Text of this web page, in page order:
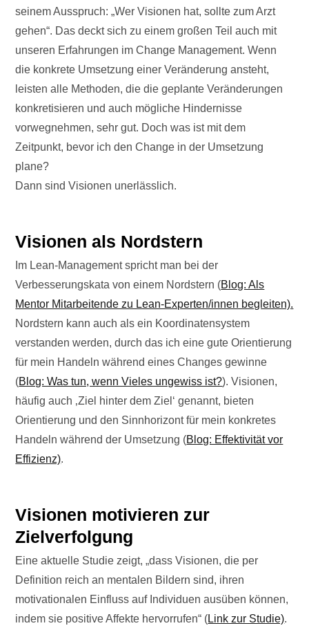
seinem Ausspruch: „Wer Visionen hat, sollte zum Arzt
gehen“. Das deckt sich zu einem großen Teil auch mit
unseren Erfahrungen im Change Management. Wenn
die konkrete Umsetzung einer Veränderung ansteht,
leisten alle Methoden, die die geplante Veränderungen
konkretisieren und auch mögliche Hindernisse
vorwegnehmen, sehr gut. Doch was ist mit dem
Zeitpunkt, bevor ich den Change in der Umsetzung
plane?
Dann sind Visionen unerlässlich.
Visionen als Nordstern
Im Lean-Management spricht man bei der
Verbesserungskata von einem Nordstern (Blog: Als
Mentor Mitarbeitende zu Lean-Experten/innen begleiten).
Nordstern kann auch als ein Koordinatensystem
verstanden werden, durch das ich eine gute Orientierung
für mein Handeln während eines Changes gewinne
(Blog: Was tun, wenn Vieles ungewiss ist?). Visionen,
häufig auch ‚Ziel hinter dem Ziel‘ genannt, bieten
Orientierung und den Sinnhorizont für mein konkretes
Handeln während der Umsetzung (Blog: Effektivität vor
Effizienz).
Visionen motivieren zur
Zielverfolgung
Eine aktuelle Studie zeigt, „dass Visionen, die per
Definition reich an mentalen Bildern sind, ihren
motivationalen Einfluss auf Individuen ausüben können,
indem sie positive Affekte hervorrufen“ (Link zur Studie).